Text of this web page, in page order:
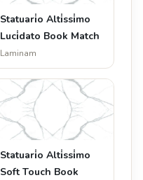
Statuari̇o Alti̇ssi̇mo
Luci̇dato Book Match
Laminam
Statuari̇o Alti̇ssi̇mo
Soft Touch Book